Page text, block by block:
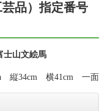
品）指定番号
山文絵馬
縦34cm 横41cm 一面